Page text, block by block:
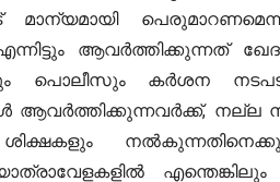
മാന്യമായി
ആവർത്തിക്കുന്നത്
പൊലീസും കർശന
ആവർത്തിക്കുന്നവർക്ക്,